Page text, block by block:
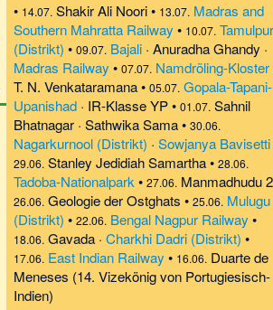
• 14.07. Shakir Ali Noori• 13.07. Madras and
Southern Mahratta Railway • 10.07. Tamulpur
(Distrikt) • 09.07. Bajali· Anuradha Ghandy ·
Madras Railway • 07.07. Namdröling-Kloster
T. N. Venkataramana• 05.07. Gopala-Tapani-
Upanishad· IR-Klasse YP• 01.07. Sahnil
Bhatnagar· Sathwika Sama• 30.06.
Nagarkurnool (Distrikt) · Sowjanya Bavisetti
29.06. Stanley Jedidiah Samartha• 28.06.
Tadoba-Nationalpark• 27.06. Manmadhudu 2
26.06. Geologie der Ostghats • 25.06. Mulugu
(Distrikt) • 22.06. Bengal Nagpur Railway •
18.06. Gavada· Charkhi Dadri (Distrikt) •
17.06. East Indian Railway • 16.06. Duarte de
Meneses (14. Vizekönig von Portugiesisch-
Indien)